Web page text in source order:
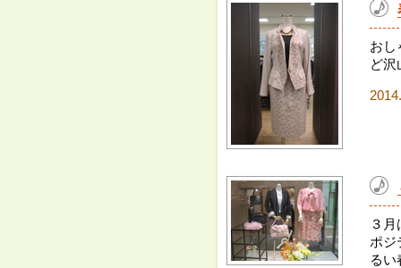
おし
ど沢
３
ポジ
るい